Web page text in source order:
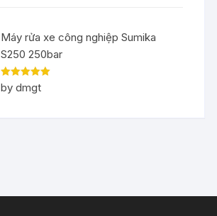
Máy rửa xe công nghiệp Sumika
S250 250bar
Rated5out
of 5
by dmgt